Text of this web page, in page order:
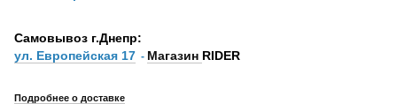
Самовывоз г.Днепр:
ул. Европейская 17 - Магазин RIDER
Подробнее о доставке